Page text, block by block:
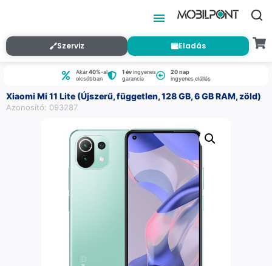
Szerviz Eladás
Akár40%-al
olcsóbban
1 évingyenes
garancia
20 nap
ingyenes elállás
Xiaomi Mi 11 Lite (Újszerű, független, 128 GB, 6 GB RAM, zöld)
Azonosító: 093287